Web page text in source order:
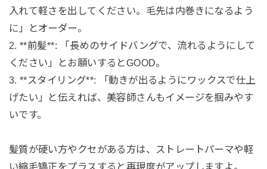
入れて軽さを出してください。毛先は内巻きになるよう
に」とオーダー。
2. **前髪**: 「長めのサイドバングで、流れるようにして
ください」とお願いするとGOOD。
3. **スタイリング**: 「動きが出るようにワックスで仕上
げたい」と伝えれば、美容師さんもイメージを掴みやす
いです。
髪質が硬い方やクセがある方は、ストレートパーマや軽
い縮毛矯正をプラスすると再現度がアップしますよ。